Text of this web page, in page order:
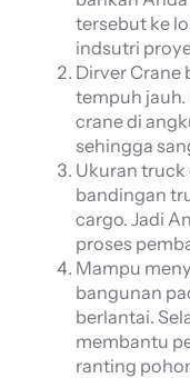
tersebut ke
indsutri
Dirver Crane
tempuh jauh.
crane di
sehingga
Ukuran truck
bandingan
cargo. Jadi
proses
Mampu
bangunan
berlantai.
membantu
ranting